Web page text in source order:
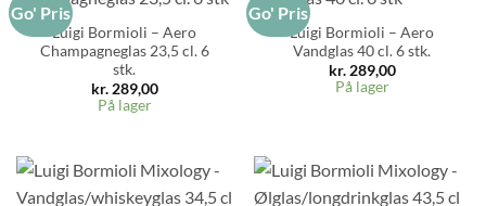
Go' Pris
Luigi Bormioli – Aero
Champagneglas 23,5 cl. 6
stk.
kr.289,00
På lager
Go' Pris
Luigi Bormioli – Aero
Vandglas 40 cl. 6 stk.
kr.289,00
På lager